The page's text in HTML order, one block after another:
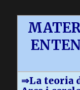
⇒La teoria